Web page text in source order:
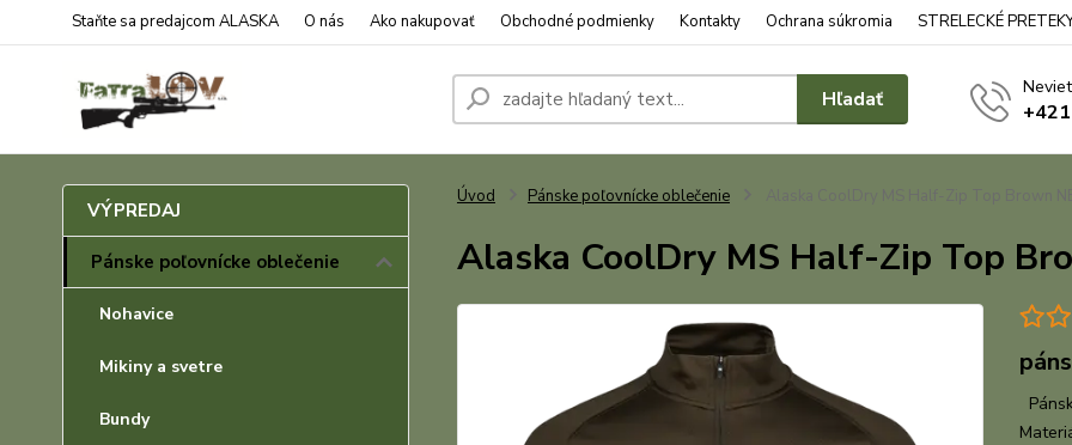
Staňte sa predajcom ALASKA O nás Ako nakupovať Obchodné podmienky Kontakty Ochrana súkromia STRELECKÉ
Hľadať
VÝPREDAJ
Pánske poľovnícke oblečenie
Nohavice
Mikiny a svetre
Bundy
Úvod Pánske poľovnícke oblečenie
Alaska CoolDry MS Half-Zip Top